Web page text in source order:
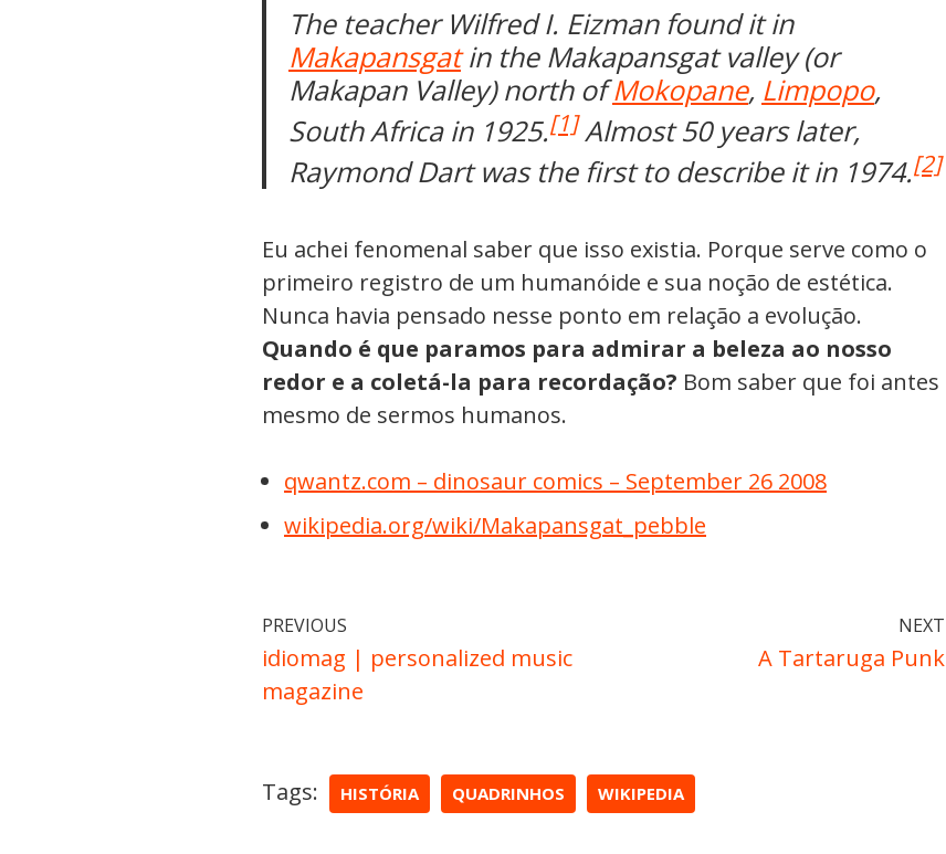
The teacher Wilfred I. Eizman found it in
Makapansgatin the Makapansgat valley (or
Makapan Valley) north ofMokopane, Limpopo,
South Africa in 1925.[1]Almost 50 years later,
Raymond Dart was the first to describe it in 1974.[2]
Eu achei fenomenal saber que isso existia. Porque serve como o
primeiro registro de um humanóide e sua noção de estética.
Nunca havia pensado nesse ponto em relação a evolução.
Quando é que paramos para admirar a beleza ao nosso
redor e a coletá-la para recordação? Bom saber que foi antes
mesmo de sermos humanos.
qwantz.com – dinosaur comics – September 26 2008
wikipedia.org/wiki/Makapansgat_pebble
PREVIOUS
idiomag | personalized music
magazine
NEXT
A Tartaruga Punk
Tags: HISTÓRIA QUADRINHOS WIKIPEDIA